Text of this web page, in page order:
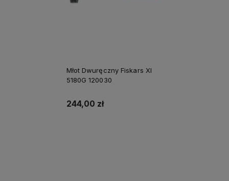
Młot Dwuręczny Fiskars Xl
5180G 120030
244,00 zł